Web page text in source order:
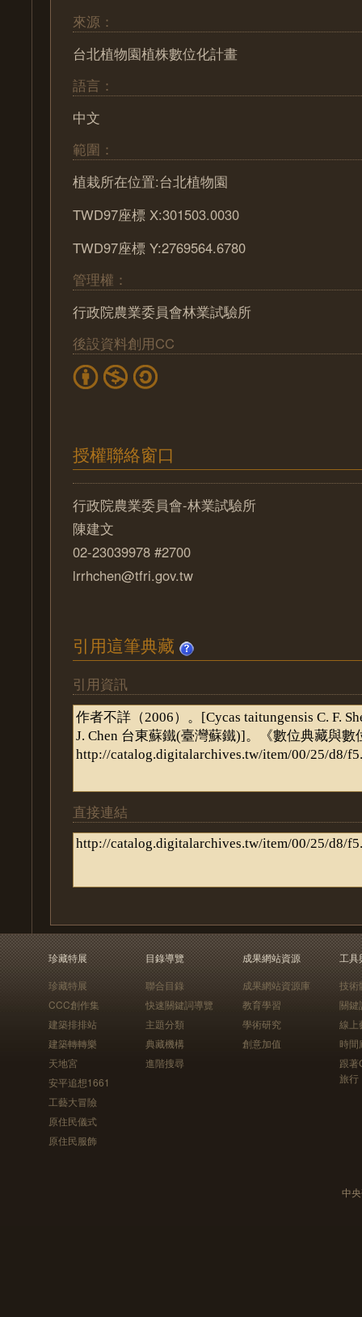
來源：
台北植物園植株數位化計畫
語言：
中文
範圍：
植栽所在位置:台北植物園
TWD97座標 X:301503.0030
TWD97座標 Y:2769564.6780
管理權：
行政院農業委員會林業試驗所
後設資料創用CC
授權聯絡窗口
行政院農業委員會-林業試驗所
陳建文
02-23039978 #2700
lrrhchen@tfri.gov.tw
引用這筆典藏
引用資訊
直接連結
珍藏特展
珍藏特展
CCC創作集
建築排排站
建築轉轉樂
天地宮
安平追想1661
工藝大冒險
原住民儀式
原住民服飾
目錄導覽
聯合目錄
快速關鍵詞導覽
主題分類
典藏機構
進階搜尋
成果網站資源
成果網站資源庫
教育學習
學術研究
創意加值
工具
技術
關鍵
線上
時間
跟
旅行
中